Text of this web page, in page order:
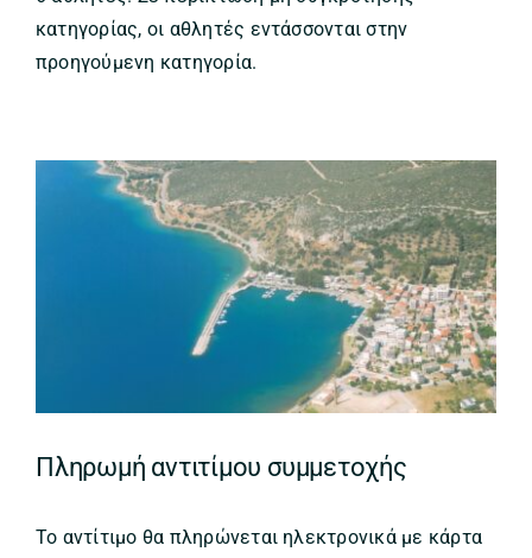
κατηγορίας, οι αθλητές εντάσσονται στην
προηγούμενη κατηγορία.
Πληρωμή αντιτίμου συμμετοχής
Το αντίτιμο θα πληρώνεται ηλεκτρονικά με κάρτα